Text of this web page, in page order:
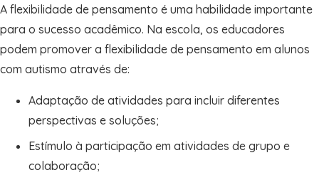
A flexibilidade de pensamento é uma habilidade importante
para o sucesso acadêmico. Na escola, os educadores
podem promover a flexibilidade de pensamento em alunos
com autismo através de:
Adaptação de atividades para incluir diferentes
perspectivas e soluções;
Estímulo à participação em atividades de grupo e
colaboração;